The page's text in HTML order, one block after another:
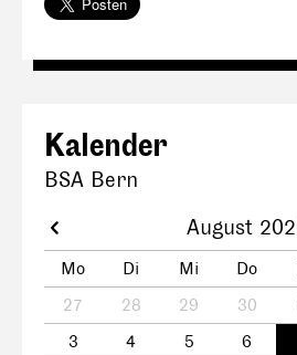
Kalender
BSA Bern
August
Mo Di Mi Do
27
28 29 30
3
4 5 6